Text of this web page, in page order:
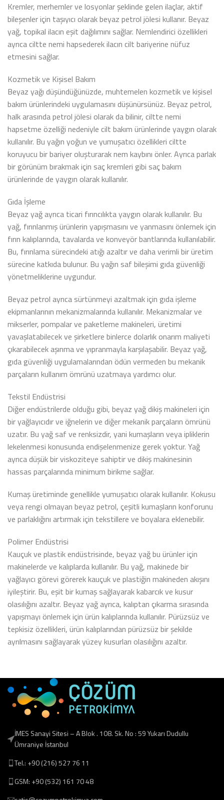
Kremler, merhemler ve losyonlar şeklinde gelen ilaçlar, aktif
bileşenler için taşıyıcı olarak beyaz petrol jölesi kullanır. Beyaz
yağ, topikal ilacın eşit dağılımını sağlar. Nemlendirici özellikleri
ayrıca ciltte nemi hapsederek ilacın cilt bariyerine nüfuz
etmesini sağlar.
Kozmetik ve Kişisel Bakım
Beyaz yağı düşündüğünüzde, muhtemelen kozmetik ve kişisel
bakım ürünlerindeki uygulamasını düşünürsünüz. Beyaz petrol,
halk arasında petrol jölesi olarak da bilinir, ciltte nemi
hapsetme özelliği nedeniyle cilt bakım ürünlerinde yaygın olarak
kullanılır. Bu yağın yoğun ve yumuşatıcı özellikleri ciltte
koruyucu bir bariyer oluşturarak nem kaybını önler. Ayrıca parlak
bir görünüm bırakmak için saç kremleri gibi saç bakım
ürünlerinde de yaygın olarak kullanılır.
Gıda İşleme
Beyaz yağ ayrıca ticari fırıncılıkta yaygın olarak kullanılır. Bu
yağ, fırınlanmış ürünlerin yapışmasını ve yanmasını önlemek için
fırın kalıplarında, tavalarda ve konveyör bantlarında kullanılabilir.
Bu, fırınlama sürecindeki atığı azaltır ve daha verimli bir üretim
sürecine katkıda bulunur. Bu yağın saf bileşimi gıda güvenliği
yönetmeliklerine uygundur.
Beyaz petrol ayrıca sürtünmeyi azaltmak için gıda işleme
ekipmanlarının mekanizmalarında kullanılır. Mekanizmalar ve
mikserler, pompalar ve paketleme makineleri, üretimi
yavaşlatabilecek ve şirketlere binlerce dolarlık onarım maliyeti
çıkarabilecek aşınma ve yıpranmayla karşılaşabilir. Beyaz yağ,
gıda güvenliği uygulamalarından ödün vermeden bu mekanik
parçaların kullanım ömrünü uzatmaya yardımcı olur.
Tekstil Endüstrisi
Diğer endüstrilerde olduğu gibi, beyaz yağ dikiş makineleri için
bir yağlayıcıdır ve iğnelerin ve diğer mekanik parçaların ömrünü
uzatır. Bu yağ saf ve renksizdir, yani kumaşların veya ipliklerin
lekelenmesi konusunda endişelenmenize gerek yoktur. Yağ
ayrıca düşük bir viskoziteye sahiptir ve dikiş makinesinin
hassas parçalarında minimum birikme sağlar.
Kumaş üretiminde genellikle yumuşatıcı olarak kullanılır. Kokusu
veya rengi olmayan beyaz petrol, çeşitli kumaşların konforunu
ve parlaklığını artırmak için tekstillere ve boyalara eklenebilir.
Polimer Endüstrisi
Kauçuk ve plastik endüstrisinde, beyaz yağ bu ürünler için
makinelerde ve kalıplarda kullanılır. Bu yağ, makinede bir
yağlayıcı görevi görerek kauçuk ve plastiğin makineden akışını
iyileştirir. Bu, eşit bir kumaş sağlayarak kabarcık ve kusur
olasılığını azaltır. Beyaz yağ ayrıca, kalıptan çıkarma sırasında
yapışmayı önlemek için ürün kalıplarında kullanılır. Pürüzsüz ve
tepkisiz özellikleri, ürün kalıplarından pürüzsüz bir şekilde
ayrılmasını sağlayarak yüzey kusurları olasılığını azaltır.
İMES Sanayi Sitesi – A Blok . 108. Sk. No : 59 Yukarı Dudullu
Ümraniye İstanbul
Tel.: +90 (216) 527 76 11
GSM: +90 (532) 161 70 48